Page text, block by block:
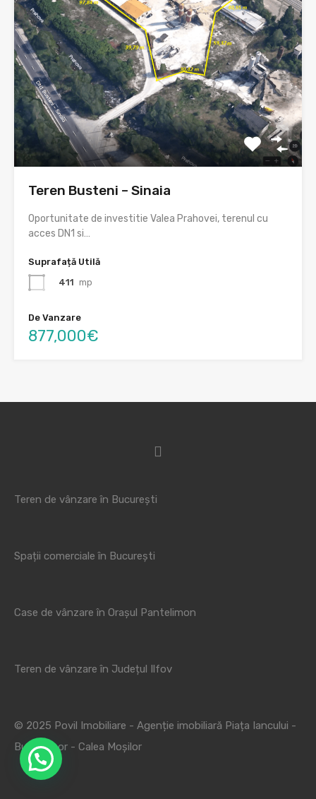
Teren Busteni – Sinaia
Oportunitate de investitie Valea Prahovei, terenul cu
acces DN1 si…
Suprafață Utilă
411 mp
De Vanzare
877,000€
Teren de vânzare în București
Spații comerciale în București
Case de vânzare în Orașul Pantelimon
Teren de vânzare în Județul Ilfov
© 2025 Povil Imobiliare - Agenție imobiliară Piața Iancului -
Bucur Obor - Calea Moșilor